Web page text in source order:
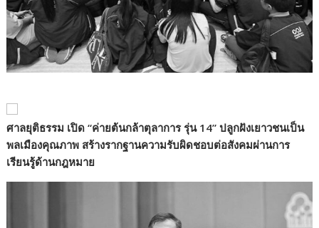
ศาลยุติธรรม เปิด“ค่ายต้นกล้าตุลาการ รุ่น 14” ปลูกฝังเยาวชนเป็น
พลเมืองคุณภาพ สร้างรากฐานความรับผิดชอบต่อสังคมผ่านการ
เรียนรู้ด้านกฎหมาย